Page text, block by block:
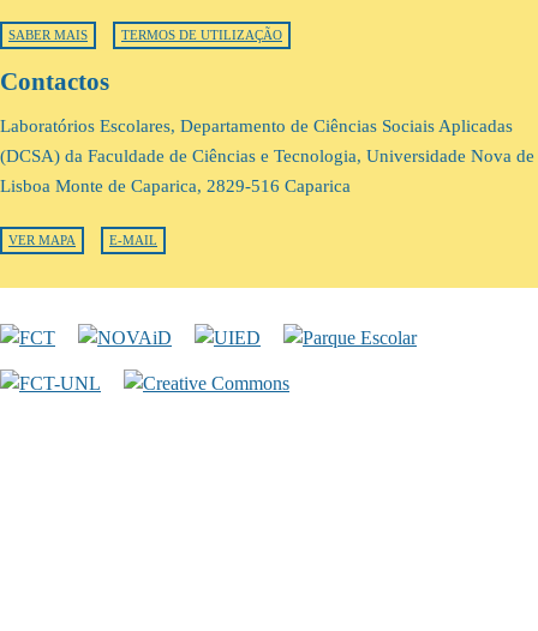
SABER MAIS TERMOS DE UTILIZAÇÃO
Contactos
Laboratórios Escolares, Departamento de Ciências Sociais Aplicadas
(DCSA) da Faculdade de Ciências e Tecnologia, Universidade Nova de
Lisboa Monte de Caparica, 2829-516 Caparica
VER MAPA E-MAIL